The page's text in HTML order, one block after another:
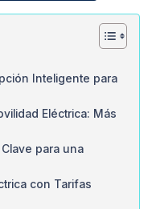
Inteligente para
Eléctrica: Más
para una
con Tarifas